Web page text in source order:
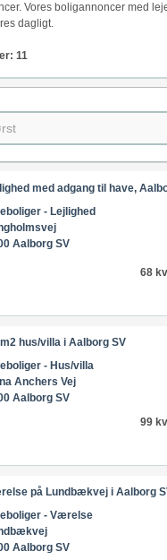
Vores boligannoncer med
dagligt.
11
med adgang til have,
- Lejlighed
Aalborg SV
68
hus/villa i Aalborg SV
- Hus/villa
Anchers Vej
Aalborg SV
99
på Lundbækvej i Aalborg
- Værelse
Aalborg SV